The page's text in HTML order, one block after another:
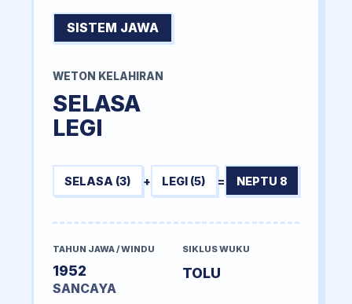
SISTEM JAWA
WETON KELAHIRAN
SELASA
LEGI
SELASA (3) + LEGI (5) = NEPTU 8
TAHUN JAWA / WINDU
1952
SANCAYA
SIKLUS WUKU
TOLU